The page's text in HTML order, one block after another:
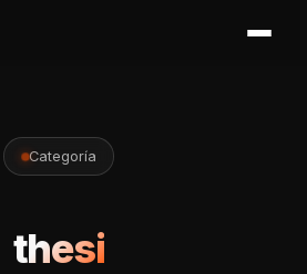
Categoría
thesi